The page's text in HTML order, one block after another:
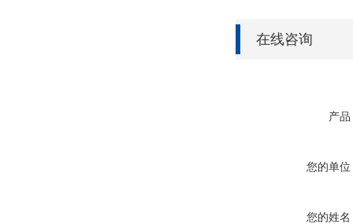
在线咨询
产品
您的单位
您的姓名